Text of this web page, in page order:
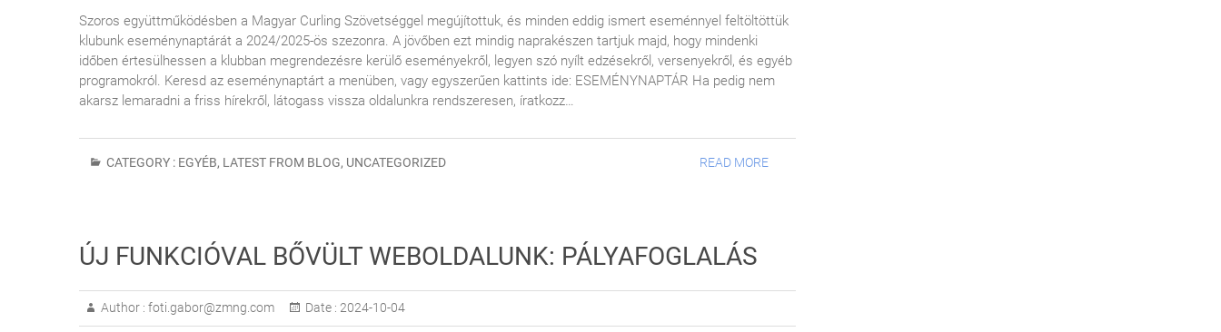
Szoros együttműködésben a Magyar Curling Szövetséggel megújítottuk, és minden eddig ismert eseménnyel feltöltöttük
klubunk eseménynaptárát a 2024/2025-ös szezonra. A jövőben ezt mindig naprakészen tartjuk majd, hogy mindenki
időben értesülhessen a klubban megrendezésre kerülő eseményekről, legyen szó nyílt edzésekről, versenyekről, és egyéb
programokról. Keresd az eseménynaptárt a menüben, vagy egyszerűen kattints ide: ESEMÉNYNAPTÁR Ha pedig nem
akarsz lemaradni a friss hírekről, látogass vissza oldalunkra rendszeresen, íratkozz…
CATEGORY : EGYÉB, LATEST FROM BLOG, UNCATEGORIZED READ MORE
ÚJ FUNKCIÓVAL BŐVÜLT WEBOLDALUNK: PÁLYAFOGLALÁS
Author : foti.gabor@zmng.com Date : 2024-10-04